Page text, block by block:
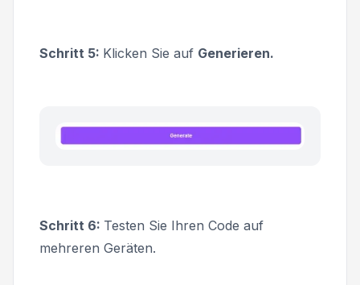
Schritt 5: Klicken Sie auf Generieren.
Schritt 6: Testen Sie Ihren Code auf
mehreren Geräten.